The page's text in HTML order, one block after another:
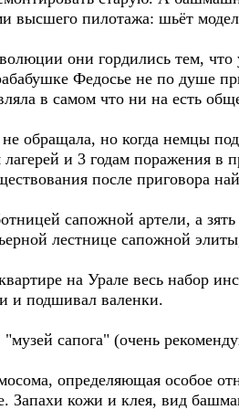
высшего пилотажа: шьёт
они гордились тем, что
Федосье не по душе
в самом что ни на есть
не обращала, но когда немцы
и 3 годам поражения в
после приговора
сапожной артели, а
лестнице сапожной
на Урале весь набор
и подшивал валенки.
сапога" (очень
определяющая особое
Запахи кожи и клея, вид